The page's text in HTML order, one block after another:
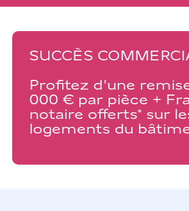
SUCCÈS
Profitez d'une
000 € par pièce +
notaire offerts* sur
logements du